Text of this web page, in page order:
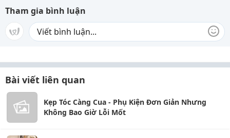
Tham gia bình luận
Bài viết liên quan
Kẹp Tóc Càng Cua - Phụ Kiện Đơn Giản Nhưng
Không Bao Giờ Lỗi Mốt